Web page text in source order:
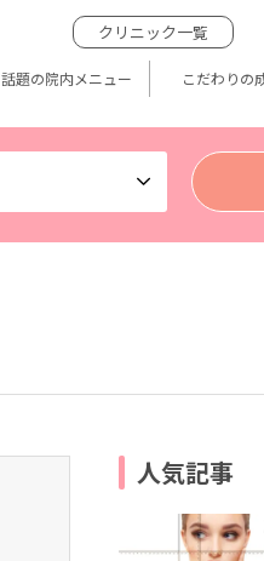
クリニック一覧
話題の院内メニュー こだわりの
人気記事